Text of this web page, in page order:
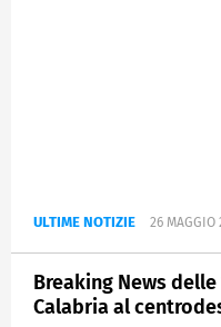
ULTIME NOTIZIE 26 MAGGIO
Breaking News delle
Calabria al